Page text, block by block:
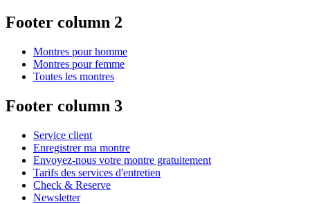
Footer column 2
Montres pour homme
Montres pour femme
Toutes les montres
Footer column 3
Service client
Enregistrer ma montre
Envoyez-nous votre montre gratuitement
Tarifs des services d'entretien
Check & Reserve
Newsletter